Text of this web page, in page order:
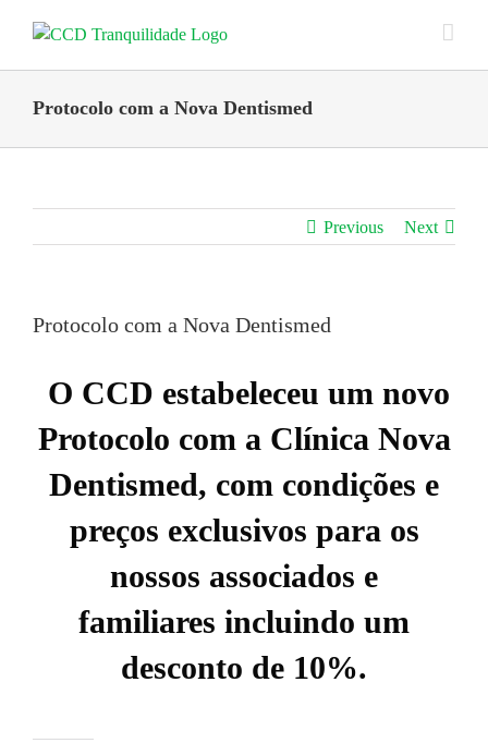
Protocolo com a Nova Dentismed
Previous Next
Protocolo com a Nova Dentismed
O CCD estabeleceu um novo
Protocolo com a Clínica Nova
Dentismed, com condições e
preços exclusivos para os
nossos associados e
familiares incluindo um
desconto de 10%.